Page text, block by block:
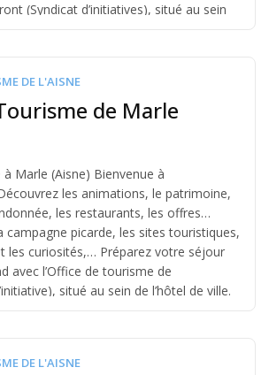
(Syndicat d’initiatives), situé au sein
DE L'AISNE
de Marle
Marle (Aisne) Bienvenue à
les animations, le patrimoine,
les restaurants, les offres
campagne picarde, les sites touristiques,
les curiosités,… Préparez votre séjour
avec l’Office de tourisme de
situé au sein de l’hôtel de ville.
DE L'AISNE